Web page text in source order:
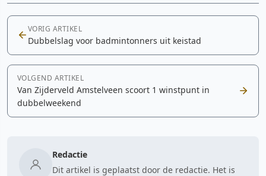
VORIG ARTIKEL
Dubbelslag voor badmintonners uit keistad
VOLGEND ARTIKEL
Van Zijderveld Amstelveen scoort 1 winstpunt in
dubbelweekend
Redactie
Dit artikel is geplaatst door de redactie. Het is